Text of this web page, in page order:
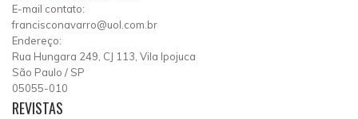
E-mail contato:
francisconavarro@uol.com.br
Endereço:
Rua Hungara 249, CJ 113, Vila Ipojuca
São Paulo / SP
05055-010
REVISTAS